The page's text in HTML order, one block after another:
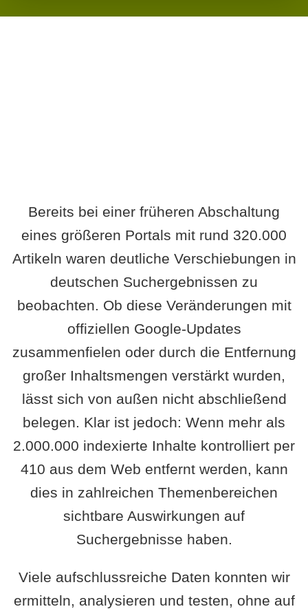
Bereits bei einer früheren Abschaltung
eines größeren Portals mit rund 320.000
Artikeln waren deutliche Verschiebungen in
deutschen Suchergebnissen zu
beobachten. Ob diese Veränderungen mit
offiziellen Google-Updates
zusammenfielen oder durch die Entfernung
großer Inhaltsmengen verstärkt wurden,
lässt sich von außen nicht abschließend
belegen. Klar ist jedoch: Wenn mehr als
2.000.000 indexierte Inhalte kontrolliert per
410 aus dem Web entfernt werden, kann
dies in zahlreichen Themenbereichen
sichtbare Auswirkungen auf
Suchergebnisse haben.
Viele aufschlussreiche Daten konnten wir
ermitteln, analysieren und testen, ohne auf